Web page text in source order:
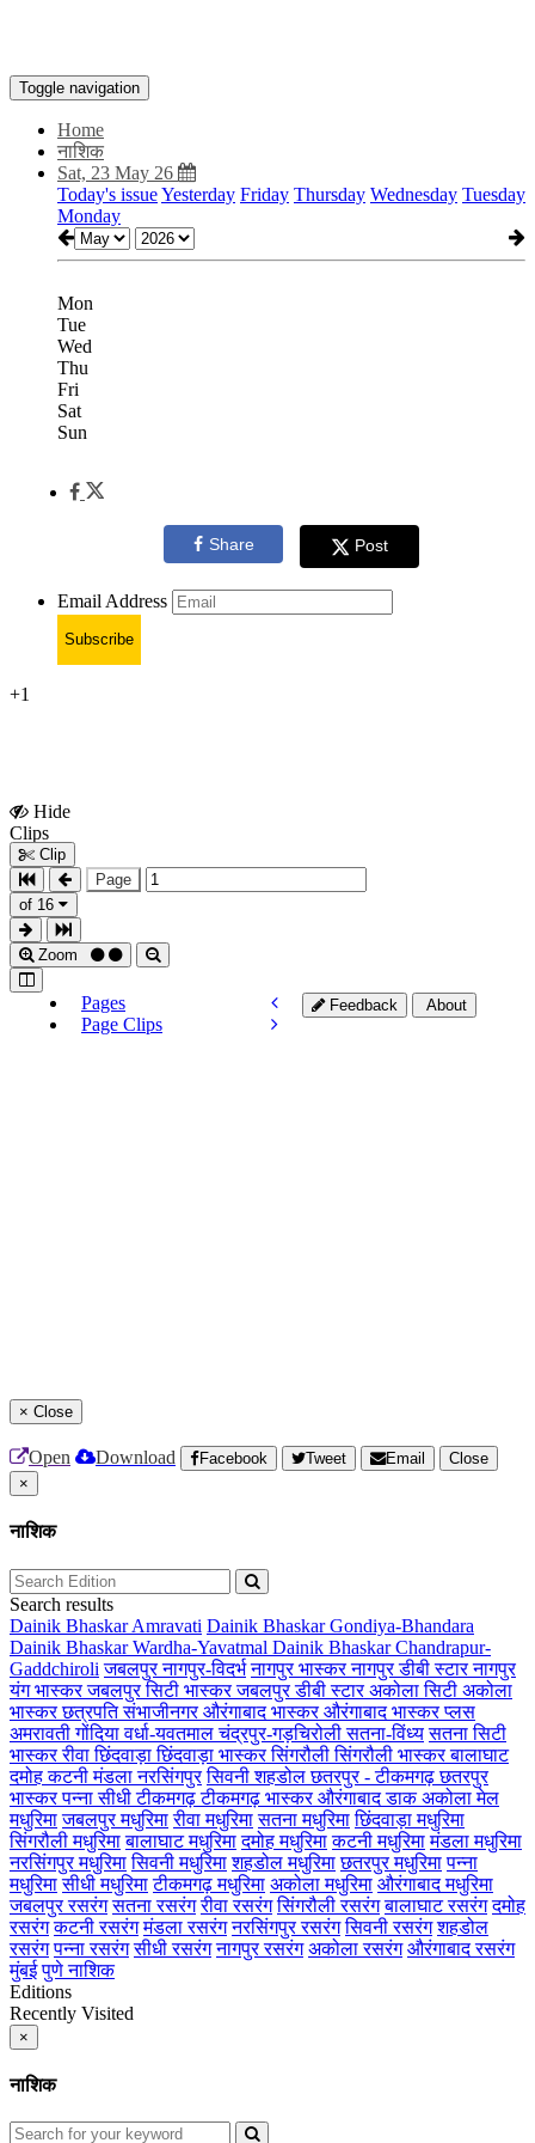
Toggle navigation
Home
नाशिक
Sat, 23 May 26
Today's issueYesterday Friday Thursday Wednesday Tuesday
Monday
Mon
Tue
Wed
Thu
Fri
Sat
Sun
Share Post
Email Address
Subscribe
+1
Hide
Clips
Clip
Page
of 16
Zoom
Pages
Page Clips
Feedback About
× Close
Open Download Facebook Tweet Email
Close
×
नाशिक
Search results
Dainik Bhaskar Amravati Dainik Bhaskar Gondiya-Bhandara
Dainik Bhaskar Wardha-Yavatmal Dainik Bhaskar Chandrapur-
Gaddchiroli जबलपुरनागपुर-विदर्भ नागपुर भास्करनागपुर डीबी स्टारनागपुर
यंग भास्करजबलपुर सिटी भास्करजबलपुर डीबी स्टारअकोला सिटी अकोला
भास्करछत्रपति संभाजीनगरऔरंगाबाद भास्करऔरंगाबाद भास्कर प्लस
अमरावतीगोंदियावर्धा-यवतमालचंद्रपुर-गड़चिरोलीसतना-विंध्य सतना सिटी
भास्कररीवाछिंदवाड़ाछिंदवाड़ा भास्करसिंगरौलीसिंगरौली भास्करबालाघाट
दमोहकटनीमंडलानरसिंगपुर सिवनीशहडोलछतरपुर - टीकमगढ़छतरपुर
भास्करपन्नासीधीटीकमगढ़टीकमगढ़ भास्करऔरंगाबाद डाकअकोला मेल
मधुरिमा जबलपुर मधुरिमा रीवा मधुरिमा सतना मधुरिमा छिंदवाड़ा मधुरिमा
सिंगरौली मधुरिमा बालाघाट मधुरिमा दमोह मधुरिमा कटनी मधुरिमा मंडला मधुरिमा
नरसिंगपुर मधुरिमा सिवनी मधुरिमा शहडोल मधुरिमा छतरपुर मधुरिमा पन्ना
मधुरिमा सीधी मधुरिमा टीकमगढ़ मधुरिमा अकोला मधुरिमा औरंगाबाद मधुरिमा
जबलपुर रसरंग सतना रसरंग रीवा रसरंग सिंगरौली रसरंग बालाघाट रसरंग दमोह
रसरंग कटनी रसरंग मंडला रसरंग नरसिंगपुर रसरंग सिवनी रसरंग शहडोल
रसरंग पन्ना रसरंग सीधी रसरंग नागपुर रसरंग अकोला रसरंग औरंगाबाद रसरंग
मुंबई पुणेनाशिक
Editions
Recently Visited
×
नाशिक